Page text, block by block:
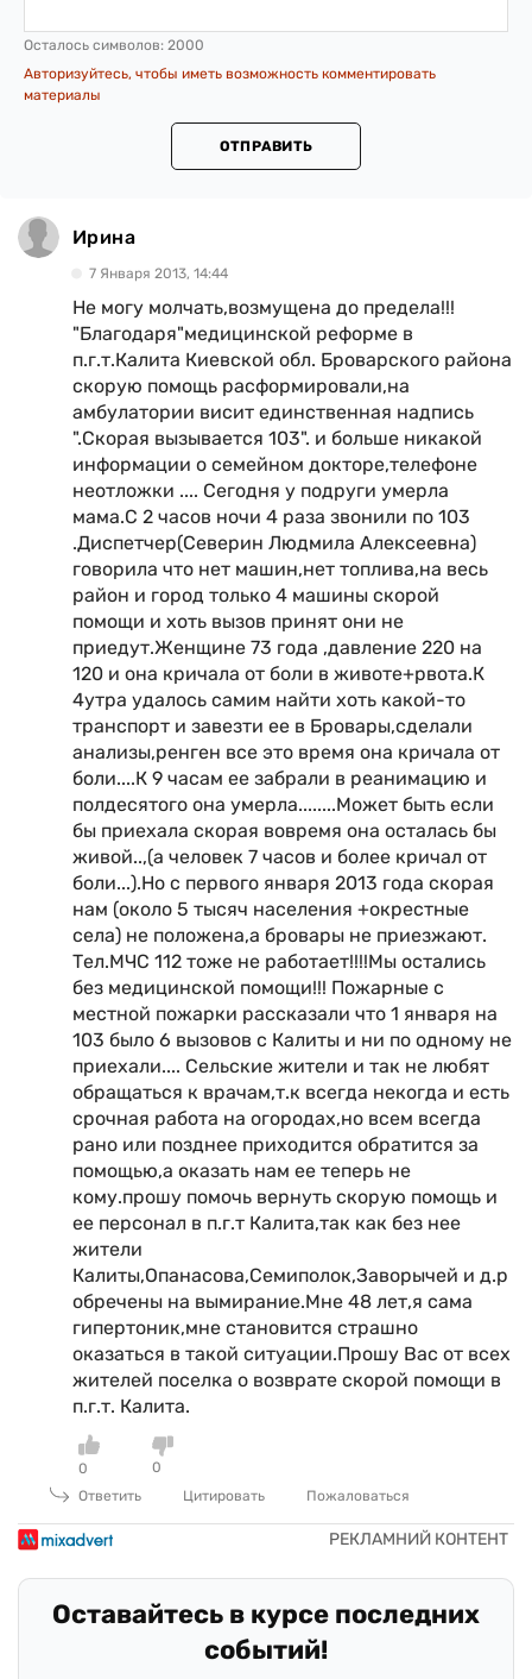
Осталось символов: 2000
Авторизуйтесь, чтобы иметь возможность комментировать
материалы
ОТПРАВИТЬ
Ирина
7 Января 2013, 14:44
Не могу молчать,возмущена до предела!!!
"Благодаря"медицинской реформе в
п.г.т.Калита Киевской обл. Броварского района
скорую помощь расформировали,на
амбулатории висит единственная надпись
".Скорая вызывается 103". и больше никакой
информации о семейном докторе,телефоне
неотложки .... Сегодня у подруги умерла
мама.С 2 часов ночи 4 раза звонили по 103
.Диспетчер(Северин Людмила Алексеевна)
говорила что нет машин,нет топлива,на весь
район и город только 4 машины скорой
помощи и хоть вызов принят они не
приедут.Женщине 73 года ,давление 220 на
120 и она кричала от боли в животе+рвота.К
4утра удалось самим найти хоть какой-то
транспорт и завезти ее в Бровары,сделали
анализы,ренген все это время она кричала от
боли....К 9 часам ее забрали в реанимацию и
полдесятого она умерла........Может быть если
бы приехала скорая вовремя она осталась бы
живой..,(а человек 7 часов и более кричал от
боли...).Но с первого января 2013 года скорая
нам (около 5 тысяч населения +окрестные
села) не положена,а бровары не приезжают.
Тел.МЧС 112 тоже не работает!!!!Мы остались
без медицинской помощи!!! Пожарные с
местной пожарки рассказали что 1 января на
103 было 6 вызовов с Калиты и ни по одному не
приехали.... Сельские жители и так не любят
обращаться к врачам,т.к всегда некогда и есть
срочная работа на огородах,но всем всегда
рано или позднее приходится обратится за
помощью,а оказать нам ее теперь не
кому.прошу помочь вернуть скорую помощь и
ее персонал в п.г.т Калита,так как без нее
жители
Калиты,Опанасова,Семиполок,Заворычей и д.р
обречены на вымирание.Мне 48 лет,я сама
гипертоник,мне становится страшно
оказаться в такой ситуации.Прошу Вас от всех
жителей поселка о возврате скорой помощи в
п.г.т. Калита.
0
0
Ответить
Цитировать Пожаловаться
Оставайтесь в курсе последних
событий!